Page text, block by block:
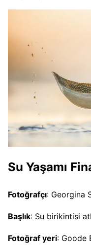
Su Yaşamı
Fotoğrafçı: Georgina
Başlık: Su birikintisi
Fotoğraf yeri: Goode